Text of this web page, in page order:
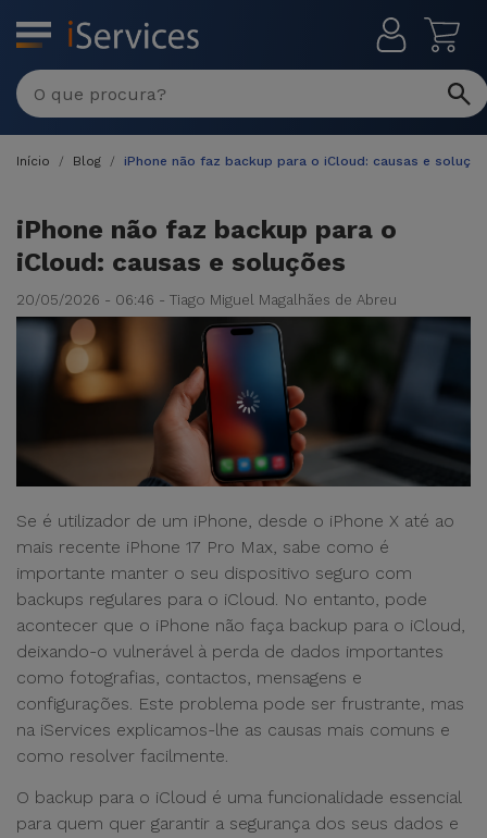
MENU
Início Blog iPhone não faz backup para o iCloud: causas e
iPhone não faz backup para o
iCloud: causas e soluções
20/05/2026 - 06:46 - Tiago Miguel Magalhães de Abreu
Se é utilizador de um iPhone, desde o iPhone X até ao
mais recente iPhone 17 Pro Max, sabe como é
importante manter o seu dispositivo seguro com
backups regulares para o iCloud. No entanto, pode
acontecer que o iPhone não faça backup para o iCloud,
deixando-o vulnerável à perda de dados importantes
como fotografias, contactos, mensagens e
configurações. Este problema pode ser frustrante, mas
na iServices explicamos-lhe as causas mais comuns e
como resolver facilmente.
O backup para o iCloud é uma funcionalidade essencial
para quem quer garantir a segurança dos seus dados e